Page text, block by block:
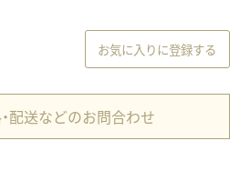
お気に入りに登録する
配送などのお問合わせ